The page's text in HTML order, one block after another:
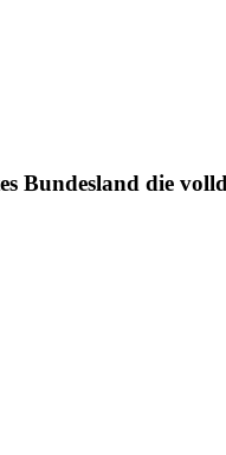
Bundesland die